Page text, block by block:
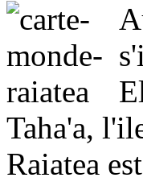
Taha'a,
Raiatea